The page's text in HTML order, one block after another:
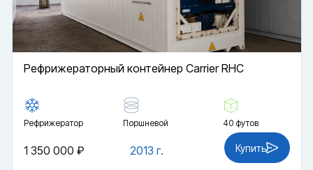
Рефрижераторный контейнер Carrier RHC
Рефрижератор Поршневой 40 футов
2013 г.
1 350 000 ₽ Купить